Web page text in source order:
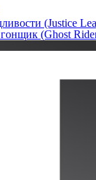
(Justice
(Ghost